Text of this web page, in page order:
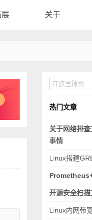
展 关于
热门文章
关于网络排
事情
Linux搭建
开源安全扫
Linux内网带